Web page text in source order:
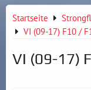
Startseite
VI (09-17) F10 /
VI (09-17)